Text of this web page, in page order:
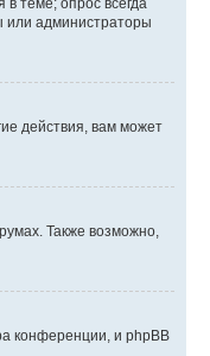
или администраторы
действия, вам может
Также возможно,
конференции, и phpBB